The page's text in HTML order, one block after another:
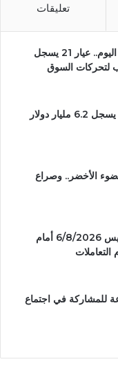
تعليقات
أسعار الذهب في مصر اليوم.. عيار 21 يسجل
دولار
الأخضر.. وصراع
سعر الدولار اليوم الخميس 6/8/2026 أمام
للمشاركة في اجتماع